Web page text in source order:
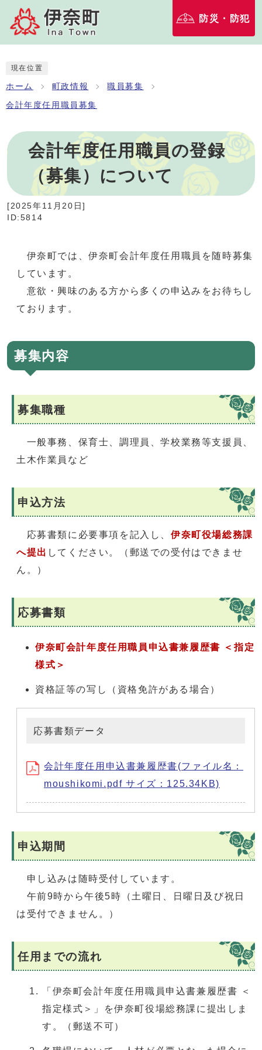
防災・防犯
現在位置
ホーム 町政情報 職員募集
会計年度任用職員募集
会計年度任用職員の登録
（募集）について
[2025年11月20日]
ID:5814
伊奈町では、伊奈町会計年度任用職員を随時募集
しています。
意欲・興味のある方から多くの申込みをお待ちし
ております。
募集内容
募集職種
一般事務、保育士、調理員、学校業務等支援員、
土木作業員など
申込方法
応募書類に必要事項を記入し、 伊奈町役場総務課
へ提出 してください。（郵送での受付はできませ
ん。）
応募書類
伊奈町会計年度任用職員申込書兼履歴書 ＜指定
様式＞
資格証等の写し（資格免許がある場合）
応募書類データ
会計年度任用申込書兼履歴書(ファイル名：
moushikomi.pdf サイズ：125.34KB)
申込期間
申し込みは随時受付しています。
午前9時から午後5時（土曜日、日曜日及び祝日
は受付できません。）
任用までの流れ
「伊奈町会計年度任用職員申込書兼履歴書 ＜
指定様式＞」を伊奈町役場総務課に提出しま
す。（郵送不可）